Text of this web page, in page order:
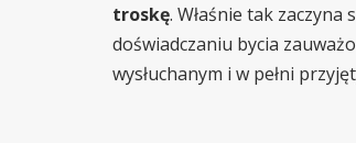
troskę. Właśnie tak zaczyna
doświadczaniu bycia
wysłuchanym i w pełni